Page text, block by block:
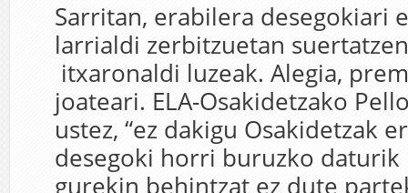
Sarritan, erabilera desegokiari
larrialdi zerbitzuetan
itxaronaldi luzeak. Alegia,
joateari. ELA-Osakidetzako
ustez, “ez dakigu Osakidetzak
desegoki horri buruzko daturik
gurekin behintzat ez dute